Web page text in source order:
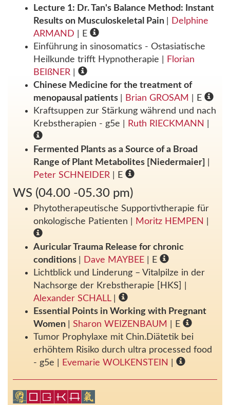
Lecture 1: Dr. Tan's Balance Method: Instant
Results on Musculoskeletal Pain
Delphine
ARMAND | E
Einführung in sinosomatics - Ostasiatische
Heilkunde trifft Hypnotherapie
Florian
BEIßNER
Chinese Medicine for the treatment of
menopausal patients
Brian GROSAM
| E
Kraftsuppen zur Stärkung während und nach
Krebstherapien - g5e
Ruth RIECKMANN
Fermented Plants as a Source of a Broad
Range of Plant Metabolites [Niedermaier]
Peter SCHNEIDER | E
WS (04.00 -05.30 pm)
Phytotherapeutische Supportivtherapie für
onkologische Patienten
Moritz HEMPEN
Auricular Trauma Release for chronic
conditions
Dave MAYBEE | E
Lichtblick und Linderung – Vitalpilze in der
Nachsorge der Krebstherapie [HKS]
Alexander SCHALL|
Essential Points in Working with Pregnant
Women
Sharon WEIZENBAUM
| E
Tumor Prophylaxe mit Chin.Diätetik bei
erhöhtem Risiko durch ultra processed food
- g5e
Evemarie WOLKENSTEIN